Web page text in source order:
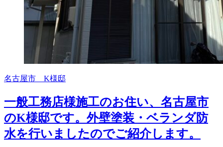
名古屋市 K様邸
一般工務店様施工のお住い、名古屋市
のK様邸です。外壁塗装・ベランダ防
水を行いましたのでご紹介します。